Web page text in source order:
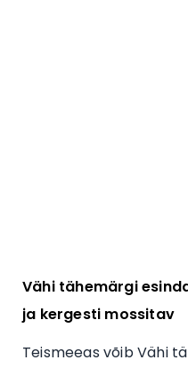
Vähi tähemärgi
ja kergesti mossitav
Teismeeas võib Vähi